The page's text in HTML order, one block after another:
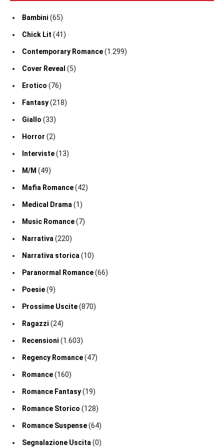
Bambini (65)
Chick Lit (41)
Contemporary Romance(1.299)
Cover Reveal (5)
Erotico (76)
Fantasy(218)
Giallo (33)
Horror (2)
Interviste(13)
M/M (49)
Mafia Romance(42)
Medical Drama(1)
Music Romance(7)
Narrativa(220)
Narrativa storica(10)
Paranormal Romance(66)
Poesie(9)
Prossime Uscite(870)
Ragazzi (24)
Recensioni (1.603)
Regency Romance(47)
Romance(160)
Romance Fantasy(19)
Romance Storico (128)
Romance Suspense(64)
Segnalazione Uscita(0)